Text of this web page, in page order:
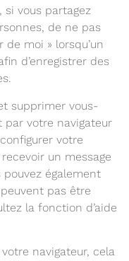
si vous partagez
de ne pas
de moi » lorsqu’un
d’enregistrer des
supprimer vous-
par votre navigateur
votre
un message
pouvez également
pas être
la fonction d’aide
navigateur, cela